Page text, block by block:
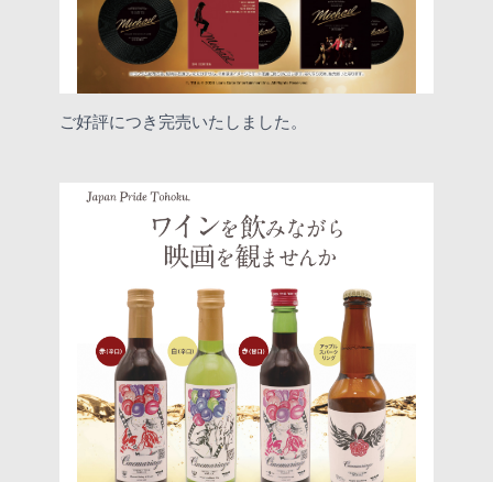
ご好評につき完売いたしました。